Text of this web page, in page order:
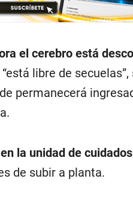
el cerebro está
“está libre de
permanecerá
la unidad de
de subir a planta.